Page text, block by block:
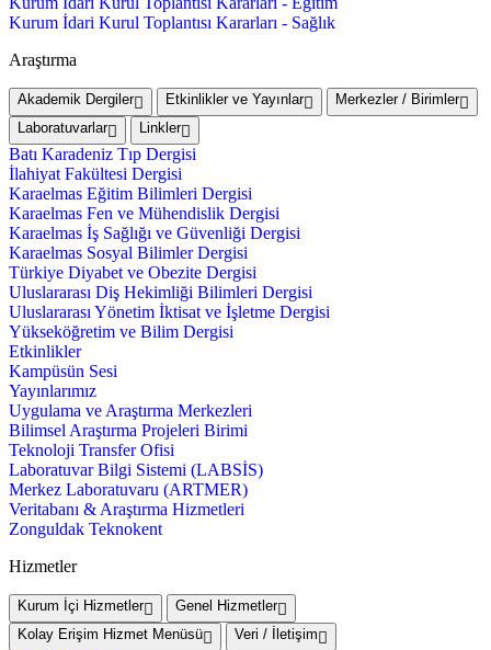
Kurum İdari Kurul Toplantısı Kararları - Sağlık
Araştırma
Akademik Dergiler Etkinlikler ve Yayınlar
Merkezler / Birimler
Laboratuvarlar
Linkler
Batı Karadeniz Tıp Dergisi
İlahiyat Fakültesi Dergisi
Karaelmas Eğitim Bilimleri Dergisi
Karaelmas Fen ve Mühendislik Dergisi
Karaelmas İş Sağlığı ve Güvenliği Dergisi
Karaelmas Sosyal Bilimler Dergisi
Türkiye Diyabet ve Obezite Dergisi
Uluslararası Diş Hekimliği Bilimleri Dergisi
Uluslararası Yönetim İktisat ve İşletme Dergisi
Yükseköğretim ve Bilim Dergisi
Etkinlikler
Kampüsün Sesi
Yayınlarımız
Uygulama ve Araştırma Merkezleri
Bilimsel Araştırma Projeleri Birimi
Teknoloji Transfer Ofisi
Laboratuvar Bilgi Sistemi (LABSİS)
Merkez Laboratuvaru (ARTMER)
Veritabanı & Araştırma Hizmetleri
Zonguldak Teknokent
Hizmetler
Kurum İçi Hizmetler
Genel Hizmetler
Kolay Erişim Hizmet Menüsü
Veri / İletişim